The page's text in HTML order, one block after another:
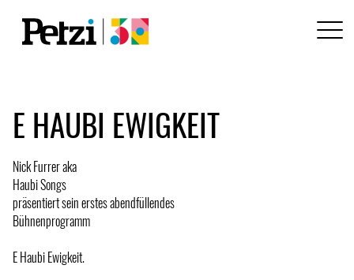
E HAUBI EWIGKEIT
Nick Furrer aka
Haubi Songs
präsentiert sein erstes abendfüllendes
Bühnenprogramm
E Haubi Ewigkeit.